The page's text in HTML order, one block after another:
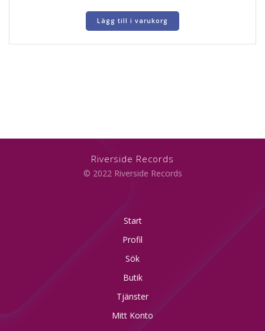
Lägg till i varukorg
Riverside Records
© 2022 Riverside Records
Start
Profil
Sök
Butik
Tjänster
Mitt Konto